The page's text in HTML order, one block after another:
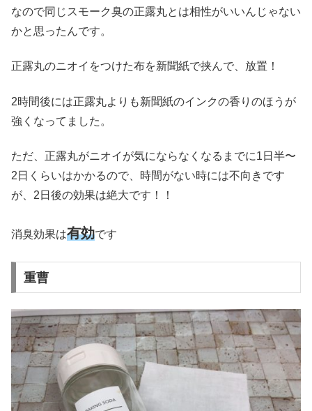
なので同じスモーク臭の正露丸とは相性がいいんじゃない
かと思ったんです。
正露丸のニオイをつけた布を新聞紙で挟んで、放置！
2時間後には正露丸よりも新聞紙のインクの香りのほうが
強くなってました。
ただ、正露丸がニオイが気にならなくなるまでに1日半〜
2日くらいはかかるので、時間がない時には不向きです
が、2日後の効果は絶大です！！
消臭効果は有効です
重曹